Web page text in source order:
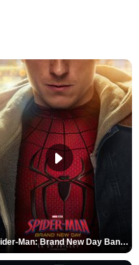
Spider-Man: Brand New Day Bande-annonce VO STFR